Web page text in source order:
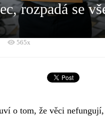
rozpadá se
565x
o tom, že věci